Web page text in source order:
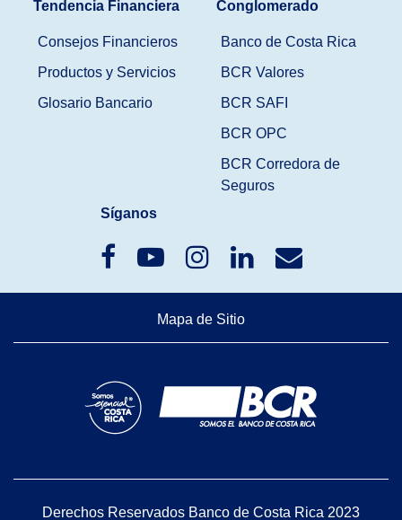
Tendencia Financiera
Consejos Financieros
Productos y Servicios
Glosario Bancario
Conglomerado
Banco de Costa Rica
BCR Valores
BCR SAFI
BCR OPC
BCR Corredora de
Seguros
Síganos
Mapa de Sitio
Derechos Reservados Banco de Costa Rica 2023